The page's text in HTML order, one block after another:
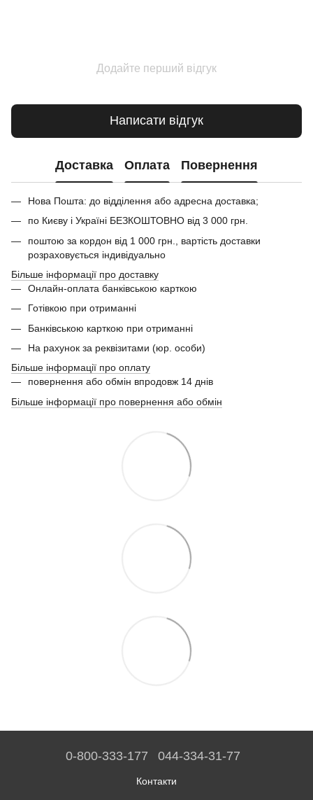
Додайте перший відгук
Написати відгук
Доставка Оплата Повернення
Нова Пошта: до відділення або адресна доставка;
по Києву і Україні БЕЗКОШТОВНО від 3 000 грн.
поштою за кордон від 1 000 грн., вартість доставки
розраховується індивідуально
Більше інформації про доставку
Онлайн-оплата банківською карткою
Готівкою при отриманні
Банківською карткою при отриманні
На рахунок за реквізитами (юр. особи)
Більше інформації про оплату
повернення або обмін впродовж 14 днів
Більше інформації про повернення або обмін
0-800-333-177 044-334-31-77
Контакти